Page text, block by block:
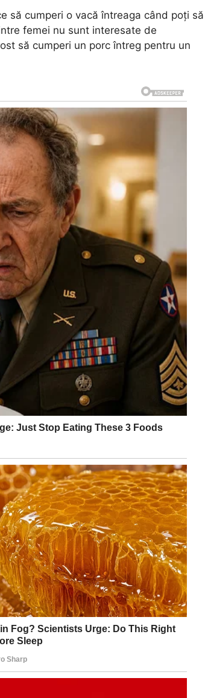
să cumperi o vacă întreaga când poți să
femei nu sunt interesate de
să cumperi un porc întreg pentru un